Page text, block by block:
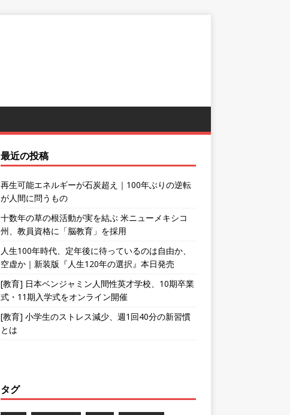
最近の投稿
再生可能エネルギーが石炭超え｜100年ぶりの逆転
が人間に問うもの
十数年の草の根活動が実を結ぶ 米ニューメキシコ
州、教員資格に「脳教育」を採用
人生100年時代、定年後に待っているのは自由か、
空虚か｜新装版『人生120年の選択』本日発売
[教育] 日本ベンジャミン人間性英才学校、10期卒業
式・11期入学式をオンライン開催
[教育] 小学生のストレス減少、週1回40分の新習慣
とは
タグ